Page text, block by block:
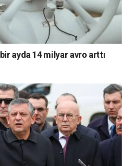
ayda 14 milyar avro arttı